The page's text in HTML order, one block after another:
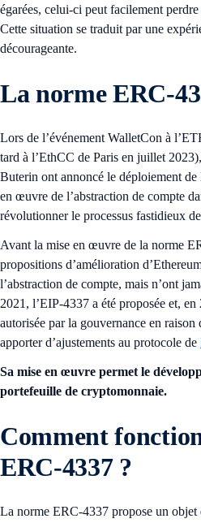
égarées, celui-ci peut facilement
Cette situation se traduit par une
décourageante.
La norme ERC-
Lors de l’événement WalletCon à
tard à l’EthCC de Paris en juillet
Buterin ont annoncé le déploiement
en œuvre de l’abstraction de compte
révolutionner le processus fastidieux
Avant la mise en œuvre de la norme
propositions d’amélioration
l’abstraction de compte, mais n’ont
2021, l’EIP-4337 a été proposée et,
autorisée par la gouvernance en raison
apporter d’ajustements au protocole de
Sa mise en œuvre permet le
portefeuille de cryptomonnaie.
Comment
ERC-4337 ?
La norme ERC-4337 propose un objet